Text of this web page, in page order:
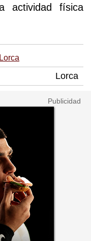
actividad física
Lorca
Lorca